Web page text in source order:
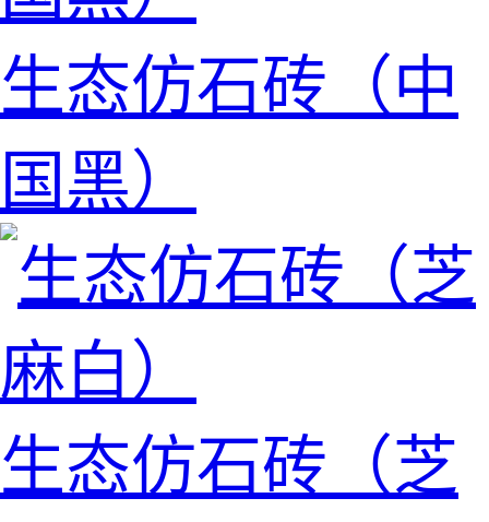
生态仿石砖（中
国黑）
生态仿石砖（芝